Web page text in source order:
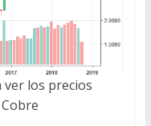
ver los precios